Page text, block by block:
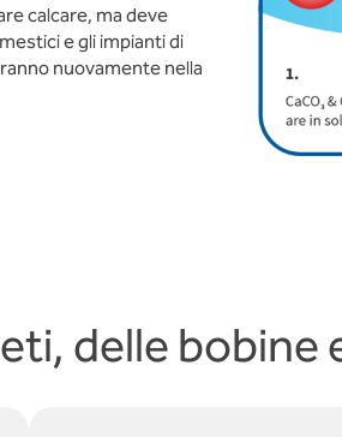
calcare, ma deve
e gli impianti di
nuovamente nella
delle